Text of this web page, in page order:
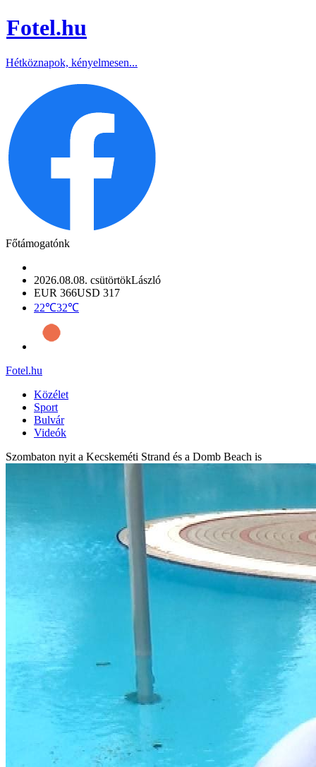
Fotel.hu
Hétköznapok, kényelmesen...
Főtámogatónk
2026.08.08. csütörtökLászló
EUR 366USD 317
22℃32℃
Fotel.hu
Közélet
Sport
Bulvár
Videók
Szombaton nyit a Kecskeméti Strand és a Domb Beach is